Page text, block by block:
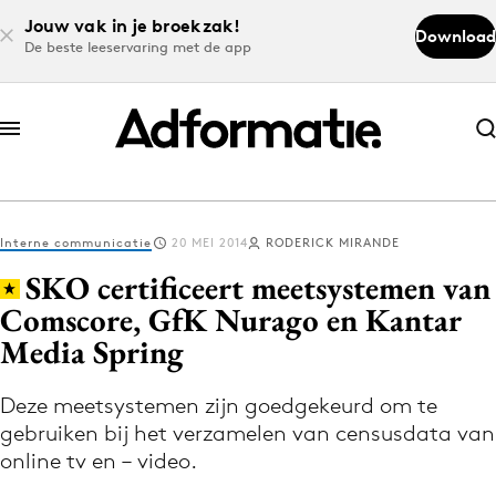
Jouw vak in je broekzak!
De beste leeservaring met de app
Download
Abonneer nu
Abonneer nu
Log in
Download de app
Volg het laatste nieuws via de Adformatie
Nieuws app
Interne communicatie 20 MEI 2014 RODERICK MIRANDE
SKO certificeert meetsystemen van
Comscore, GfK Nurago en Kantar
Media Spring
Deze meetsystemen zijn goedgekeurd om te
gebruiken bij het verzamelen van censusdata van
online tv en – video.